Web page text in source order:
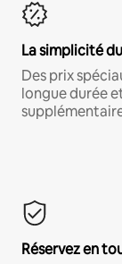
La simplicité
Des prix
longue durée
Réservez en